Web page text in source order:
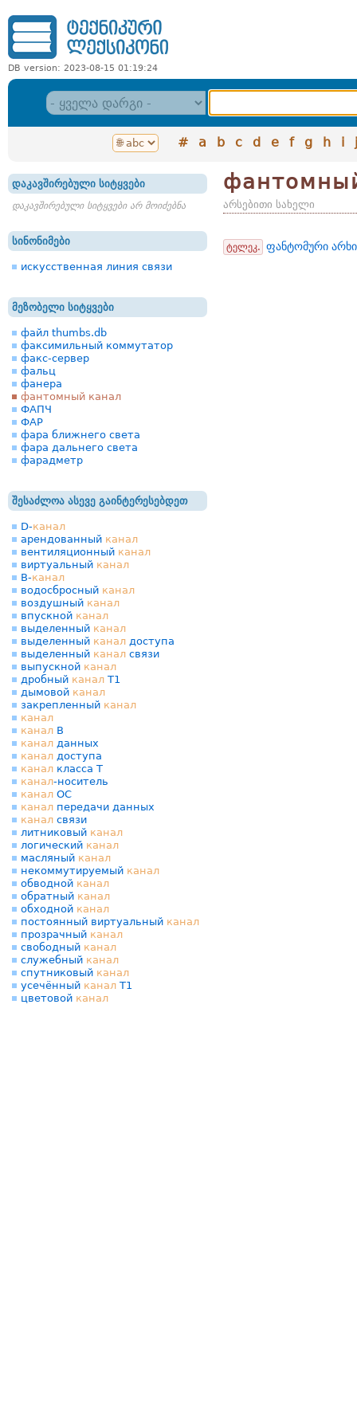
DB version: 2023-08-15 01:19:24
# a b c d e f g h i j
დაკავშირებული სიტყვები
დაკავშირებული სიტყვები არ მოიძებნა
სინონიმები
искусственная линия связи
მეზობელი სიტყვები
файл thumbs.db
факсимильный коммутатор
факс-сервер
фальц
фанера
фантомный канал
ФАПЧ
ФАР
фара ближнего света
фара дальнего света
фарадметр
შესაძლოა ასევე გაინტერესებდეთ
D-канал
арендованный канал
вентиляционный канал
виртуальный канал
В-канал
водосбросный канал
воздушный канал
впускной канал
выделенный канал
выделенный канал доступа
выделенный канал связи
выпускной канал
дробный канал Т1
дымовой канал
закрепленный канал
канал
канал В
канал данных
канал доступа
канал класса Т
канал-носитель
канал ОС
канал передачи данных
канал связи
литниковый канал
логический канал
масляный канал
некоммутируемый канал
обводной канал
обратный канал
обходной канал
постоянный виртуальный канал
прозрачный канал
свободный канал
служебный канал
спутниковый канал
усечённый канал Т1
цветовой канал
არსებითი სახელი
ტელეკ. ფანტომური არხი